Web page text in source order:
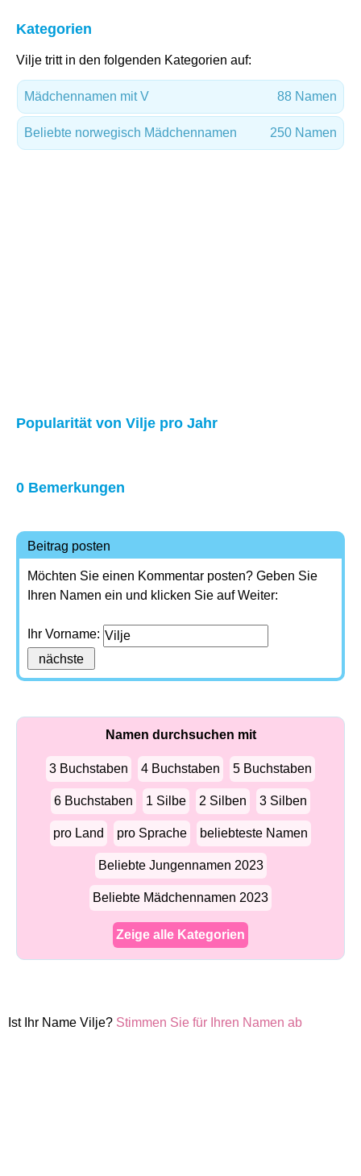
Kategorien
Vilje tritt in den folgenden Kategorien auf:
Mädchennamen mit V 88 Namen
Beliebte norwegisch Mädchennamen 250 Namen
Popularität von Vilje pro Jahr
0 Bemerkungen
Beitrag posten
Möchten Sie einen Kommentar posten? Geben Sie
Ihren Namen ein und klicken Sie auf Weiter:
Ihr Vorname:
Namen durchsuchen mit
3 Buchstaben 4 Buchstaben 5 Buchstaben
6 Buchstaben 1 Silbe 2 Silben 3 Silben
pro Land pro Sprache beliebteste Namen
Beliebte Jungennamen 2023
Beliebte Mädchennamen 2023
Zeige alle Kategorien
Ist Ihr Name Vilje? Stimmen Sie für Ihren Namen ab